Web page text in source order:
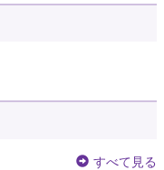
すべて見る